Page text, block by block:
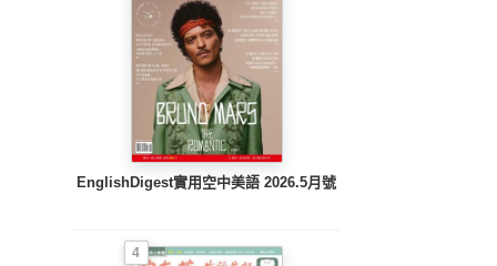
EnglishDigest實用空中美語 2026.5月號
4